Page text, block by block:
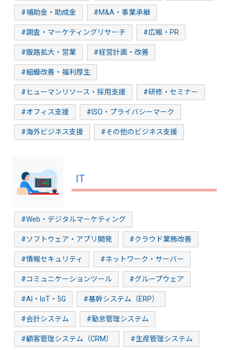
#補助金・助成金 #M&A・事業承継
#調査・マーケティングリサーチ #広報・PR
#販路拡大・営業 #経営計画・改善
#組織改善・福利厚生
#ヒューマンリソース・採用支援 #研修・セミナー
#オフィス支援 #ISO・プライバシーマーク
#海外ビジネス支援 #その他のビジネス支援
IT
#Web・デジタルマーケティング
#ソフトウェア・アプリ開発 #クラウド業務改善
#情報セキュリティ #ネットワーク・サーバー
#コミュニケーションツール #グループウェア
#AI・IoT・5G #基幹システム（ERP）
#会計システム #勤怠管理システム
#顧客管理システム（CRM） #生産管理システム